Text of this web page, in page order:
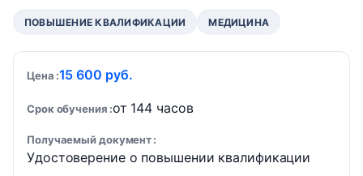
ПОВЫШЕНИЕ КВАЛИФИКАЦИИ МЕДИЦИНА
Цена 15 600 руб.
Срок обучения от 144 часов
Получаемый документ
Удостоверение о повышении квалификации